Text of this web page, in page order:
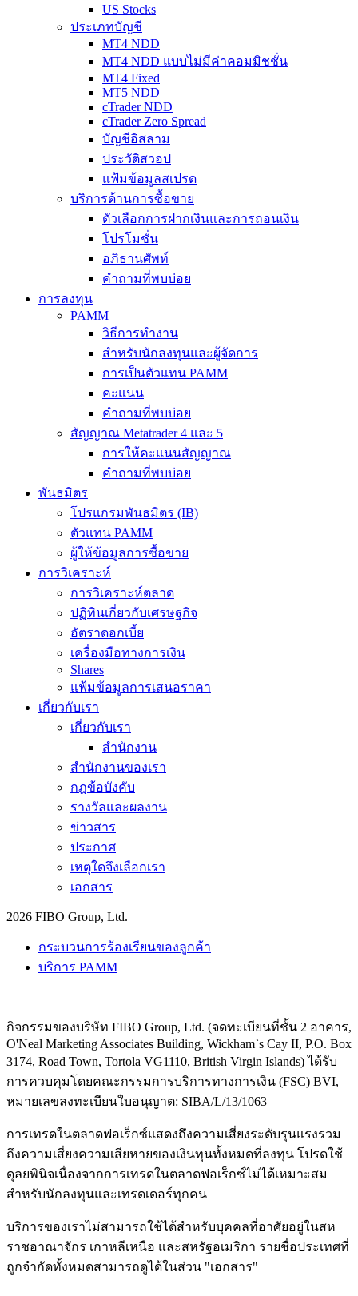
US Stocks
ประเภทบัญชี
MT4 NDD
MT4 NDD แบบไม่มีค่าคอมมิชชั่น
MT4 Fixed
MT5 NDD
cTrader NDD
cTrader Zero Spread
บัญชีอิสลาม
ประวัติสวอป
แฟ้มข้อมูลสเปรด
บริการด้านการซื้อขาย
ตัวเลือกการฝากเงินและการถอนเงิน
โปรโมชั่น
อภิธานศัพท์
คำถามที่พบบ่อย
การลงทุน
PAMM
วิธีการทำงาน
สำหรับนักลงทุนและผู้จัดการ
การเป็นตัวแทน PAMM
คะแนน
คำถามที่พบบ่อย
สัญญาณ Metatrader 4 และ 5
การให้คะแนนสัญญาณ
คำถามที่พบบ่อย
พันธมิตร
โปรแกรมพันธมิตร (IB)
ตัวแทน PAMM
ผู้ให้ข้อมูลการซื้อขาย
การวิเคราะห์
การวิเคราะห์ตลาด
ปฏิทินเกี่ยวกับเศรษฐกิจ
อัตราดอกเบี้ย
เครื่องมือทางการเงิน
Shares
แฟ้มข้อมูลการเสนอราคา
เกี่ยวกับเรา
เกี่ยวกับเรา
สำนักงาน
สำนักงานของเรา
กฎข้อบังคับ
รางวัลและผลงาน
ข่าวสาร
ประกาศ
เหตุใดจึงเลือกเรา
เอกสาร
2026 FIBO Group, Ltd.
กระบวนการร้องเรียนของลูกค้า
บริการ PAMM
กิจกรรมของบริษัท FIBO Group, Ltd. (จดทะเบียนที่ชั้น 2 อาคาร,
O'Neal Marketing Associates Building, Wickham`s Cay II, P.O. Box
3174, Road Town, Tortola VG1110, British Virgin Islands) ได้รับ
การควบคุมโดยคณะกรรมการบริการทางการเงิน (FSC) BVI,
หมายเลขลงทะเบียนใบอนุญาต: SIBA/L/13/1063
การเทรดในตลาดฟอเร็กซ์แสดงถึงความเสี่ยงระดับรุนแรงรวม
ถึงความเสี่ยงความเสียหายของเงินทุนทั้งหมดที่ลงทุน โปรดใช้
ดุลยพินิจเนื่องจากการเทรดในตลาดฟอเร็กซ์ไม่ได้เหมาะสม
สำหรับนักลงทุนและเทรดเดอร์ทุกคน
บริการของเราไม่สามารถใช้ได้สำหรับบุคคลที่อาศัยอยู่ในสห
ราชอาณาจักร เกาหลีเหนือ และสหรัฐอเมริกา รายชื่อประเทศที่
ถูกจำกัดทั้งหมดสามารถดูได้ในส่วน "เอกสาร"